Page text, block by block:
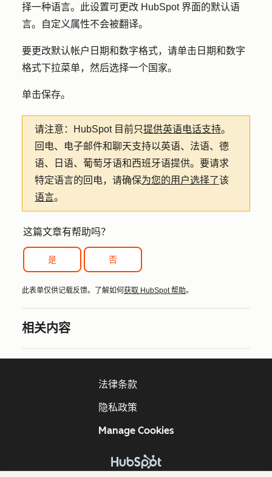
择一种语言。此设置可更改 HubSpot 界面的默认语
言。自定义属性不会被翻译。
要更改默认帐户日期和数字格式，请单击日期和数字
格式下拉菜单，然后选择一个国家。
单击保存。
请注意： HubSpot 目前只提供英语电话支持。
回电、电子邮件和聊天支持以英语、法语、德
语、日语、葡萄牙语和西班牙语提供。要请求
特定语言的回电，请确保为您的用户选择了该
语言。
这篇文章有帮助吗？
是 否
此表单仅供记载反馈。了解如何 获取 HubSpot 帮助。
相关内容
法律条款
隐私政策
Manage Cookies